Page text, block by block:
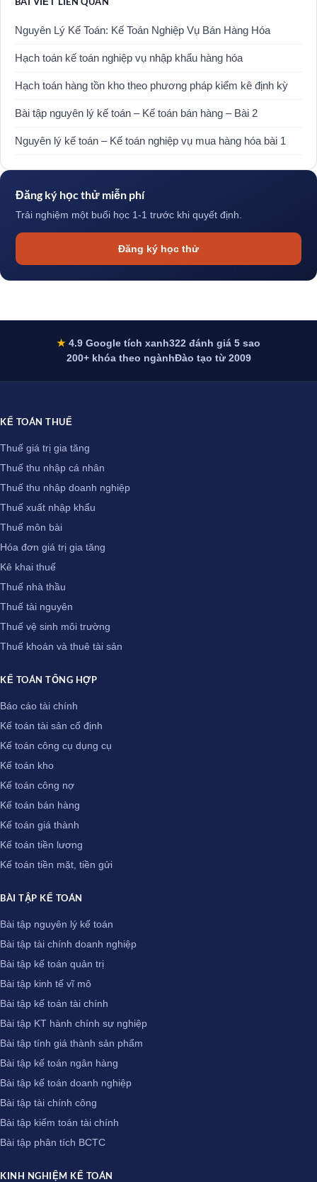
Nguyên Lý Kế Toán: Kế Toán Nghiệp Vụ Bán Hàng Hóa
Hạch toán kế toán nghiệp vụ nhập khẩu hàng hóa
Hạch toán hàng tồn kho theo phương pháp kiểm kê định kỳ
Bài tập nguyên lý kế toán – Kế toán bán hàng – Bài 2
Nguyên lý kế toán – Kế toán nghiệp vụ mua hàng hóa bài 1
Đăng ký học thử miễn phí
Trải nghiệm một buổi học 1-1 trước khi quyết định.
Đăng ký học thử
★ 4.9 Google tích xanh322 đánh giá 5 sao
200+ khóa theo ngànhĐào tạo từ 2009
KẾ TOÁN THUẾ
Thuế giá trị gia tăng
Thuế thu nhập cá nhân
Thuế thu nhập doanh nghiệp
Thuế xuất nhập khẩu
Thuế môn bài
Hóa đơn giá trị gia tăng
Kê khai thuế
Thuế nhà thầu
Thuế tài nguyên
Thuế vệ sinh môi trường
Thuế khoán và thuê tài sản
KẾ TOÁN TỔNG HỢP
Báo cáo tài chính
Kế toán tài sản cố định
Kế toán công cụ dụng cụ
Kế toán kho
Kế toán công nợ
Kế toán bán hàng
Kế toán giá thành
Kế toán tiền lương
Kế toán tiền mặt, tiền gửi
BÀI TẬP KẾ TOÁN
Bài tập nguyên lý kế toán
Bài tập tài chính doanh nghiệp
Bài tập kế toán quản trị
Bài tập kinh tế vĩ mô
Bài tập kế toán tài chính
Bài tập KT hành chính sự nghiệp
Bài tập tính giá thành sản phẩm
Bài tập kế toán ngân hàng
Bài tập kế toán doanh nghiệp
Bài tập tài chính công
Bài tập kiểm toán tài chính
Bài tập phân tích BCTC
KINH NGHIỆM KẾ TOÁN